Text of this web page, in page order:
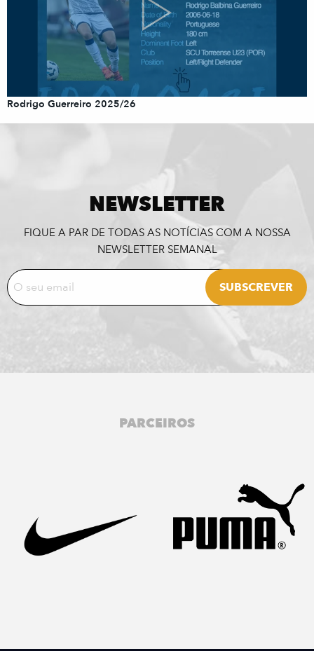
Rodrigo Guerreiro 2025/26
NEWSLETTER
FIQUE A PAR DE TODAS AS NOTÍCIAS COM A NOSSA
NEWSLETTER SEMANAL
PARCEIROS